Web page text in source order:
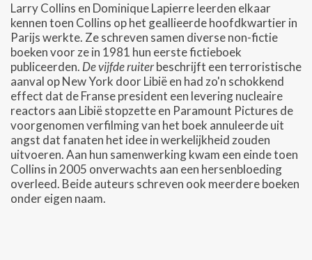
Larry Collins en Dominique Lapierre leerden elkaar
kennen toen Collins op het geallieerde hoofdkwartier in
Parijs werkte. Ze schreven samen diverse non-fictie
boeken voor ze in 1981 hun eerste fictieboek
publiceerden. De vijfde ruiterbeschrijft een terroristische
aanval op New York door Libië en had zo'n schokkend
effect dat de Franse president een levering nucleaire
reactors aan Libië stopzette en Paramount Pictures de
voorgenomen verfilming van het boek annuleerde uit
angst dat fanaten het idee in werkelijkheid zouden
uitvoeren. Aan hun samenwerking kwam een einde toen
Collins in 2005 onverwachts aan een hersenbloeding
overleed. Beide auteurs schreven ook meerdere boeken
onder eigen naam.